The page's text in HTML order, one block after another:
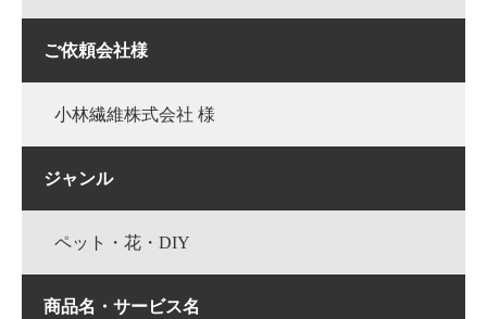
ご依頼会社様
小林繊維株式会社 様
ジャンル
ペット・花・DIY
商品名・サービス名